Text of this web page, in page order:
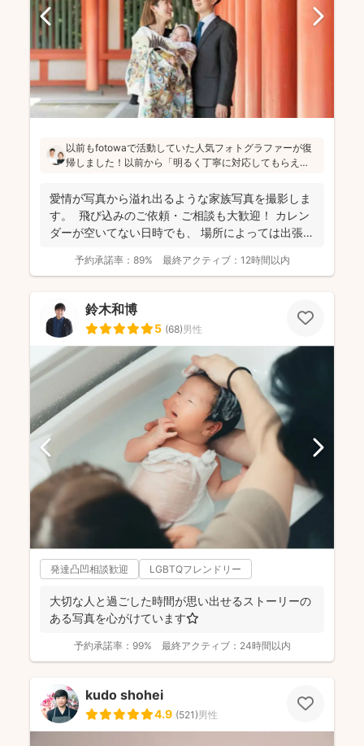
以前もfotowaで活動していた人気フォトグラファーが復
帰しました！以前から「明るく丁寧に対応してもらえ
と好評です♪特にニューボーンフォトは様々な研修を受講
し、クオリティ高いお写真をお届けされています(^^)
愛情が写真から溢れ出るような家族写真を撮影しま
す。 飛び込みのご依頼・ご相談も大歓迎！ カレン
ダーが空いてない日時でも、 場所によっては出張で
予約承諾率： 89% 最終アクティブ： 12時間以内
鈴木和博
5 (68)男性
発達凸凹相談歓迎 LGBTQフレンドリー
大切な人と過ごした時間が思い出せるストーリーの
ある写真を心がけています⭐️
予約承諾率： 99% 最終アクティブ： 24時間以内
kudo shohei
4.9 (521)男性